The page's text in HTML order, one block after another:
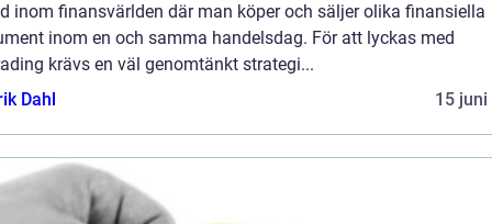
inom finansvärlden där man köper och säljer olika finansiella
inom en och samma handelsdag. För att lyckas med
krävs en väl genomtänkt strategi...
Dahl
15 juni